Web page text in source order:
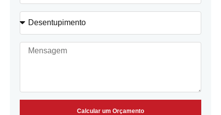
Calcular um Orçamento